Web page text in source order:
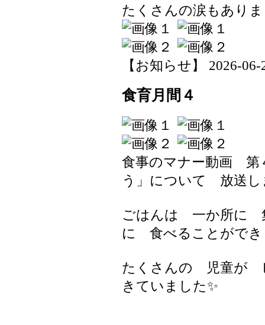
たくさんの涙もあり
【お知らせ】 2026-
食育月間４
食事のマナー動画 第
う」について 放送し
ごはんは 一か所に
に 食べることができ
たくさんの 児童が
きていました✨